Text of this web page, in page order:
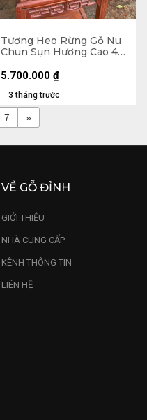
Tượng Heo Rừng Gỗ Nu
Chun Sụn Hương Cao 48
3 tháng trước
5.700.000 ₫
7 »
VỀ GỖ ĐỈNH
GIỚI THIỆU
NHÀ CUNG CẤP
KÊNH THÔNG TIN
LIÊN HỆ